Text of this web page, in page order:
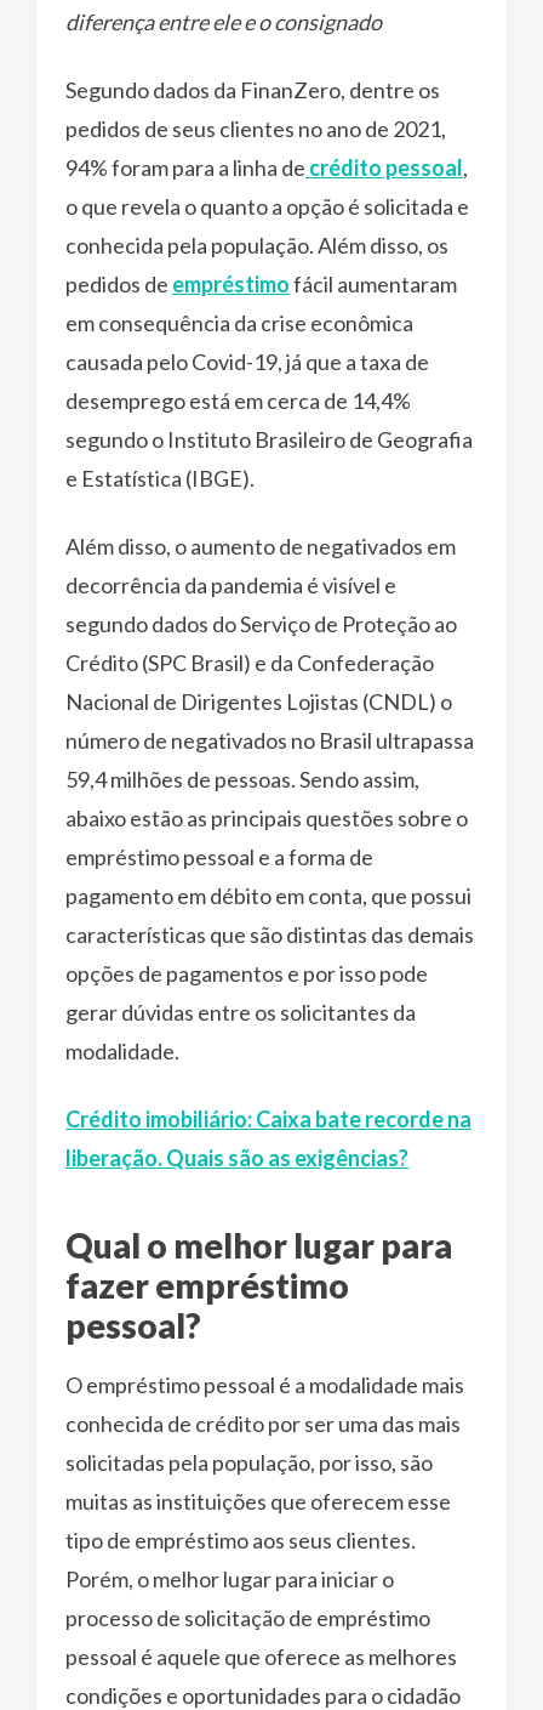
diferença entre ele e o consignado
Segundo dados da FinanZero, dentre os
pedidos de seus clientes no ano de 2021,
94% foram para a linha de crédito pessoal,
o que revela o quanto a opção é solicitada e
conhecida pela população. Além disso, os
pedidos de empréstimofácil aumentaram
em consequência da crise econômica
causada pelo Covid-19, já que a taxa de
desemprego está em cerca de 14,4%
segundo o Instituto Brasileiro de Geografia
e Estatística (IBGE).
Além disso, o aumento de negativados em
decorrência da pandemia é visível e
segundo dados do Serviço de Proteção ao
Crédito (SPC Brasil) e da Confederação
Nacional de Dirigentes Lojistas (CNDL) o
número de negativados no Brasil ultrapassa
59,4 milhões de pessoas. Sendo assim,
abaixo estão as principais questões sobre o
empréstimo pessoal e a forma de
pagamento em débito em conta, que possui
características que são distintas das demais
opções de pagamentos e por isso pode
gerar dúvidas entre os solicitantes da
modalidade.
Crédito imobiliário: Caixa bate recorde na
liberação. Quais são as exigências?
Qual o melhor lugar para
fazer empréstimo
pessoal?
O empréstimo pessoal é a modalidade mais
conhecida de crédito por ser uma das mais
solicitadas pela população, por isso, são
muitas as instituições que oferecem esse
tipo de empréstimo aos seus clientes.
Porém, o melhor lugar para iniciar o
processo de solicitação de empréstimo
pessoal é aquele que oferece as melhores
condições e oportunidades para o cidadão